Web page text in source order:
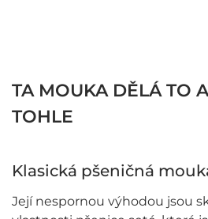
TA MOUKA DĚLÁ TO
TOHLE
Klasická pšeničná
Její nespornou výhodou jsou